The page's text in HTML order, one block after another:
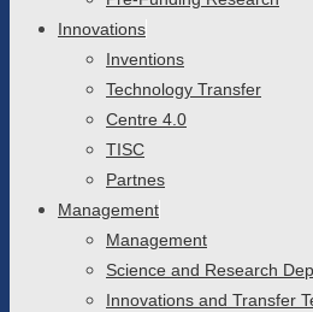
Innovations
Inventions
Technology Transfer
Centre 4.0
TISC
Partnes
Management
Management
Science and Research
Innovations and Transfer